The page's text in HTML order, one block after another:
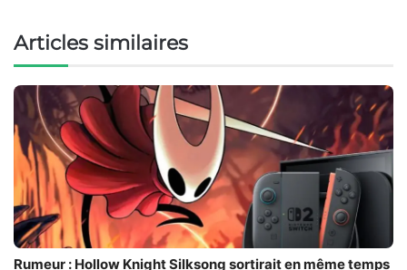
Articles similaires
Rumeur : Hollow Knight Silksong sortirait en même temps